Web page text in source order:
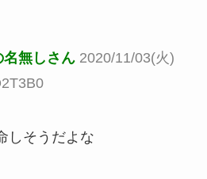
名無しさん 2020/11/03(火)
しそうだよな